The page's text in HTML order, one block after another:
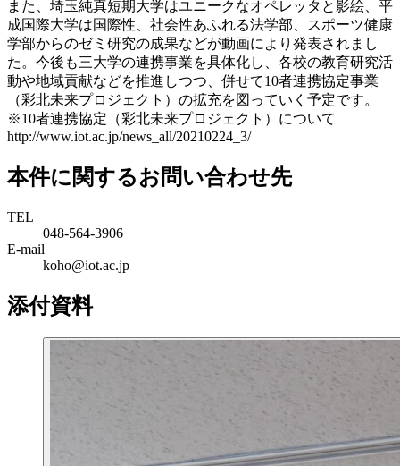
また、埼玉純真短期大学はユニークなオペレッタと影絵、平
成国際大学は国際性、社会性あふれる法学部、スポーツ健康
学部からのゼミ研究の成果などが動画により発表されまし
た。今後も三大学の連携事業を具体化し、各校の教育研究活
動や地域貢献などを推進しつつ、併せて10者連携協定事業
（彩北未来プロジェクト）の拡充を図っていく予定です。
※10者連携協定（彩北未来プロジェクト）について
http://www.iot.ac.jp/news_all/20210224_3/
本件に関するお問い合わせ先
TEL
048-564-3906
E-mail
koho@iot.ac.jp
添付資料